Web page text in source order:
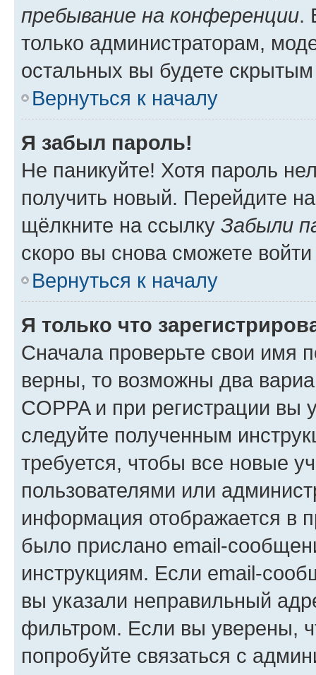
пребывание на конференции.
только администраторам,
остальных вы будете
Вернуться к началу
Я забыл пароль!
Не паникуйте! Хотя пароль
получить новый. Перейдите
щёлкните на ссылку Забыли
скоро вы снова сможете
Вернуться к началу
Я только что
Сначала проверьте свои имя
верны, то возможны два
COPPA и при регистрации вы
следуйте полученным
требуется, чтобы все новые
пользователями или
информация отображается в
было прислано email-
инструкциям. Если email-
вы указали неправильный
фильтром. Если вы уверены,
попробуйте связаться с